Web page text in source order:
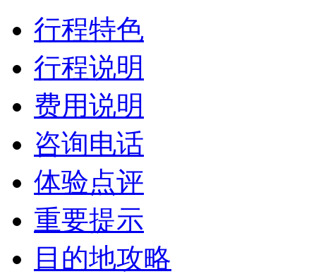
行程特色
行程说明
费用说明
咨询电话
体验点评
重要提示
目的地攻略